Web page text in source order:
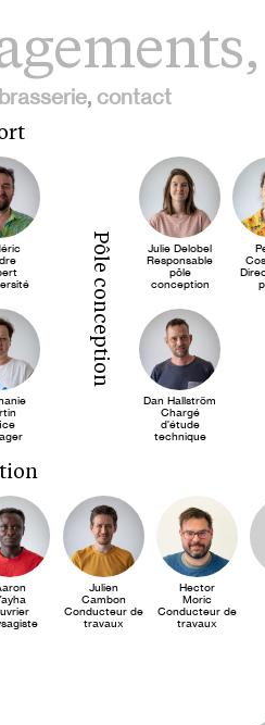
,
contact
Pôle conception
Julie Delobel
Responsable
pôle
conception
Dan Hallström
Chargé
d'étude
technique
Julien
Cambon
Conducteur de
travaux
Hector
Moric
Conducteur de
travaux